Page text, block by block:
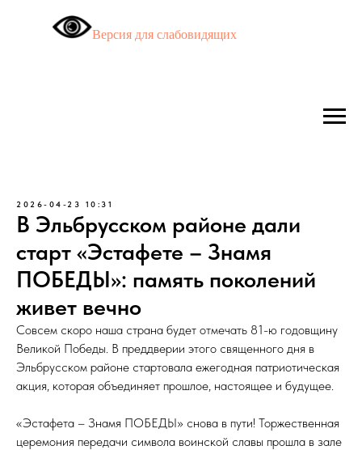
Версия для слабовидящих
2026-04-23 10:31
В Эльбрусском районе дали
старт «Эстафете – Знамя
ПОБЕДЫ»: память поколений
живет вечно
Совсем скоро наша страна будет отмечать 81-ю годовщину
Великой Победы. В преддверии этого священного дня в
Эльбрусском районе стартовала ежегодная патриотическая
акция, которая объединяет прошлое, настоящее и будущее.
«Эстафета – Знамя ПОБЕДЫ» снова в пути! Торжественная
церемония передачи символа воинской славы прошла в зале